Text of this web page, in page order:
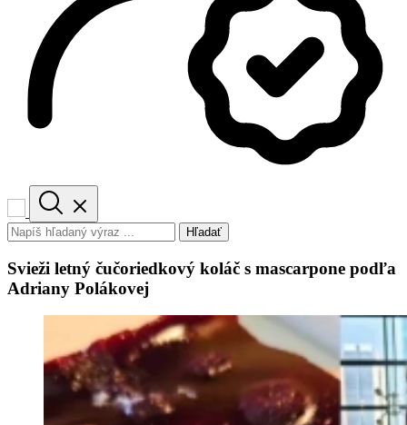
Hľadať
Svieži letný čučoriedkový koláč s mascarpone podľa
Adriany Polákovej